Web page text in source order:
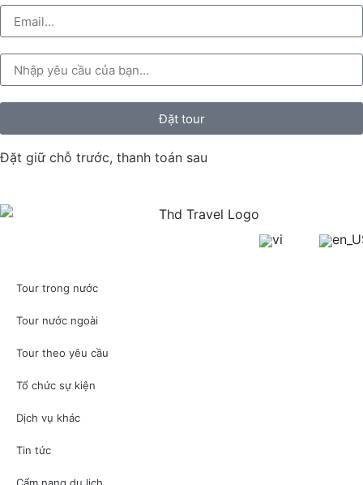
Đặt tour
Đặt giữ chỗ trước, thanh toán sau
Tour trong nước
Tour nước ngoài
Tour theo yêu cầu
Tổ chức sự kiện
Dịch vụ khác
Tin tức
Cẩm nang du lịch